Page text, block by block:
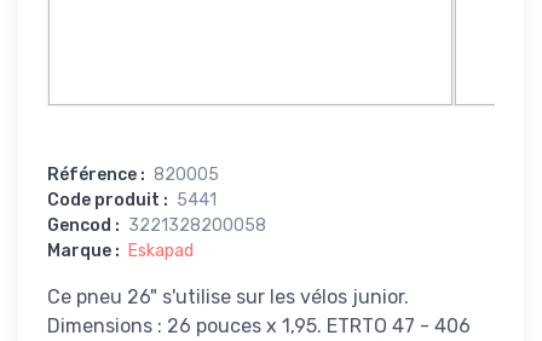
Référence : 820005
Code produit : 5441
Gencod : 3221328200058
Marque : Eskapad
Ce pneu 26" s'utilise sur les vélos junior.
Dimensions : 26 pouces x 1,95. ETRTO 47 - 406